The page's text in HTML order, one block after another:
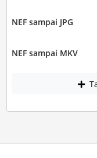
NEF sampai JPG
NEF sampai MKV